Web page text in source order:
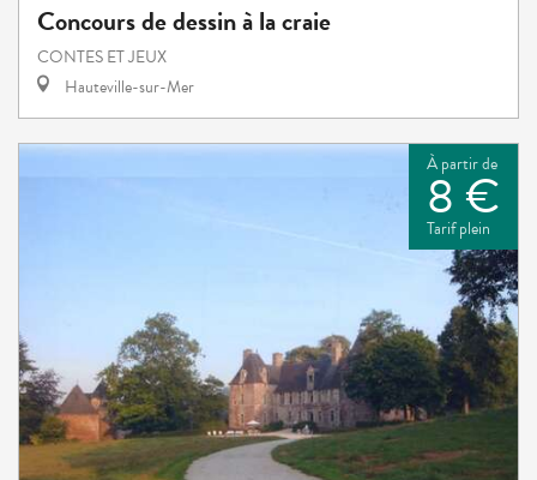
Concours de dessin à la craie
CONTES ET JEUX
Hauteville-sur-Mer
À partir de
8 €
Tarif plein